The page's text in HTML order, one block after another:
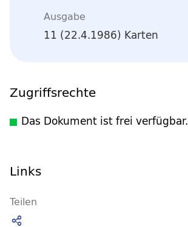
Ausgabe
11 (22.4.1986) Karten
Zugriffsrechte
Das Dokument ist frei verfügbar.
Links
Teilen